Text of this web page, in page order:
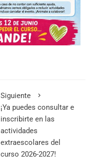
Siguiente
¡Ya puedes consultar e
inscribirte en las
actividades
extraescolares del
curso 2026-2027!